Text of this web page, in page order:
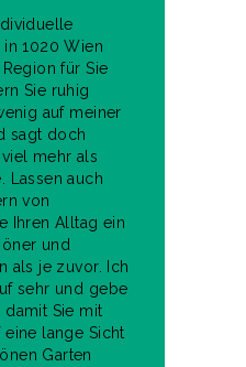
1020 Wien
für Sie
Sie ruhig
auf meiner
sagt doch
mehr als
Lassen auch
von
Ihren Alltag ein
und
als je zuvor. Ich
sehr und gebe
damit Sie mit
lange Sicht
Garten